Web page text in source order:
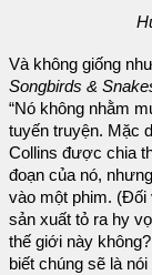
Và không giống
Songbirds &
“Nó không nhằm
tuyến truyện. Mặc
Collins được chia
đoạn của nó,
vào một phim. (Đối
sản xuất tỏ ra hy
thế giới này
biết chúng sẽ là